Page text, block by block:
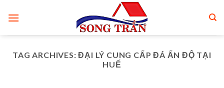
TAG ARCHIVES:ĐẠI LÝ CUNG CẤP ĐÁ ẤN ĐỘ TẠI
HUẾ